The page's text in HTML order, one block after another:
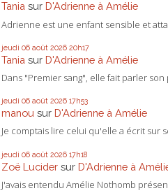
Tania sur D'Adrienne à Amélie
Adrienne est une enfant sensible et
jeudi 06 août 2026 20h17
Tania sur D'Adrienne à Amélie
Dans "Premier sang", elle fait parler son
jeudi 06 août 2026 17h53
manou sur D'Adrienne à Amélie
Je comptais lire celui qu'elle a écrit sur
jeudi 06 août 2026 17h18
Zoë Lucider sur D'Adrienne à
J'avais entendu Amélie Nothomb